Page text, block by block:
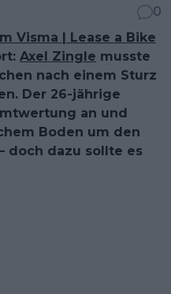
0
Visma | Lease a Bike
Axel Zingle musste
nach einem Sturz
Der 26-jährige
an und
Boden um den
doch dazu sollte es